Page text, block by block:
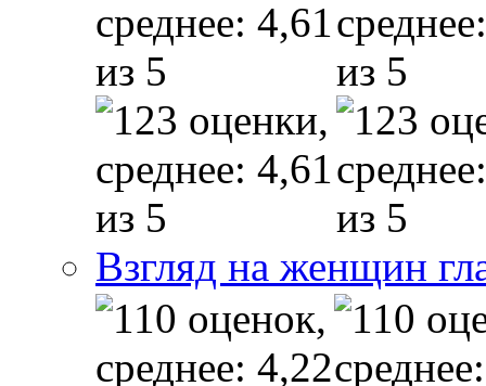
Взгляд на женщин